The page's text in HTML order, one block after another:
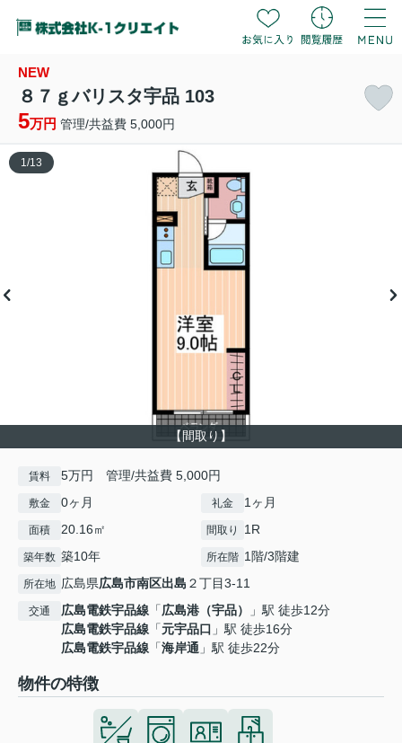
NEW
８７ｇバリスタ宇品 103
5万円 管理/共益費 5,000円
【間取り】
1 /13
賃料 5万円 管理/共益費 5,000円
敷金 0ヶ月 礼金 1ヶ月
面積 20.16㎡ 間取り 1R
築年数 築10年 所在階 1階/3階建
所在地 広島県広島市南区出島 ２丁目3-11
交通 広島電鉄宇品線 「広島港（宇品）
」駅 徒歩12分
広島電鉄宇品線 「元宇品口 」駅 徒歩16分
広島電鉄宇品線 「海岸通 」駅 徒歩22分
物件の特徴